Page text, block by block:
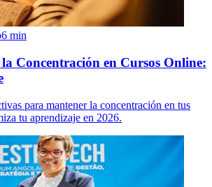
6 min
Concentración en Cursos Online:
para mantener la concentración en tus
tu aprendizaje en 2026.